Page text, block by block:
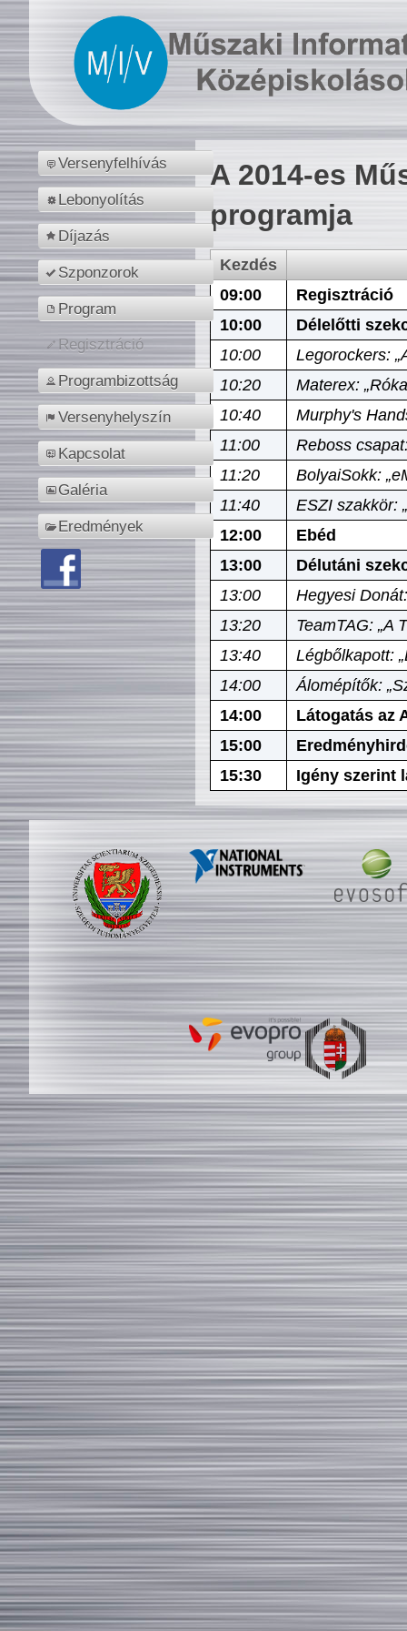
Versenyfelhívás
Lebonyolítás
Díjazás
Szponzorok
Program
Regisztráció
Programbizottság
Versenyhelyszín
Kapcsolat
Galéria
Eredmények
A 2014-es
programja
Kezdés
09:00
Regisztráció
10:00
Délelőtti
10:00
Legorockers:
10:20
Materex:
10:40
Murphy's
11:00
Reboss
11:20
BolyaiSokk:
11:40
ESZI szakkör:
12:00
Ebéd
13:00
Délutáni
13:00
Hegyesi
13:20
TeamTAG: „A
13:40
Légbőlkapott:
14:00
Álomépítők:
14:00
Látogatás az
15:00
15:30
Igény szerint